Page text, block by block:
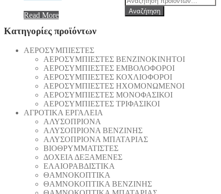
Read More Αναζήτηση
Κατηγορίες προϊόντων
AEΡΟΣΥΜΠΙΕΣΤΕΣ
AEΡΟΣΥΜΠΙΕΣΤΕΣ ΒΕΝΖΙΝΟΚΙΝΗΤΟΙ
AEΡΟΣΥΜΠΙΕΣΤΕΣ ΕΜΒΟΛΟΦΟΡΟΙ
AEΡΟΣΥΜΠΙΕΣΤΕΣ ΚΟΧΛΙΟΦΟΡΟΙ
ΑΕΡΟΣΥΜΠΙΕΣΤΕΣ ΗΧΟΜΟΝΩΜΕΝΟΙ
ΑΕΡΟΣΥΜΠΙΕΣΤΕΣ ΜΟΝΟΦΑΣΙΚΟΙ
ΑΕΡΟΣΥΜΠΙΕΣΤΕΣ ΤΡΙΦΑΣΙΚΟΙ
ΑΓΡΟΤΙΚΑ ΕΡΓΑΛΕΙΑ
AΛΥΣΟΠΡΙΟΝΑ
AΛΥΣΟΠΡΙΟΝΑ ΒΕΝΖΙΝΗΣ
AΛΥΣΟΠΡΙΟΝΑ ΜΠΑΤΑΡΙΑΣ
ΒΙΟΘΡΥΜΜΑΤΙΣΤΕΣ
ΔΟΧΕΙΑ ΔΕΞΑΜΕΝΕΣ
ΕΛΑΙΟΡΑΒΔΙΣΤΙΚΑ
ΘAΜΝΟΚΟΠΤΙΚΑ
ΘAΜΝΟΚΟΠΤΙΚΑ ΒΕΝΖΙΝΗΣ